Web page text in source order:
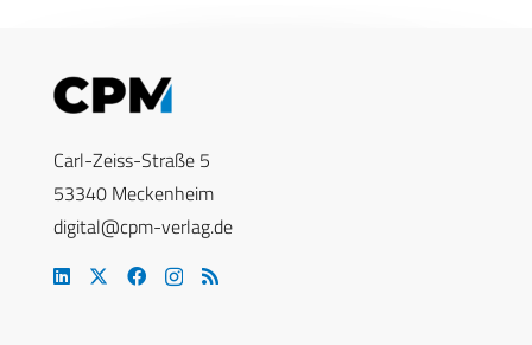
Carl-Zeiss-Straße 5
53340 Meckenheim
digital@cpm-verlag.de